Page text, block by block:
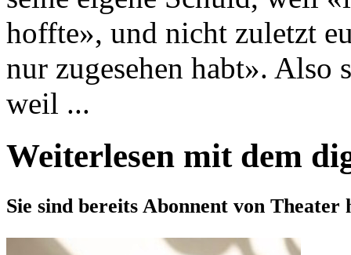
hoffte», und nicht zuletzt
nur zugesehen habt». Also
weil ...
Weiterlesen mit dem
Sie sind bereits Abonnent von Theater